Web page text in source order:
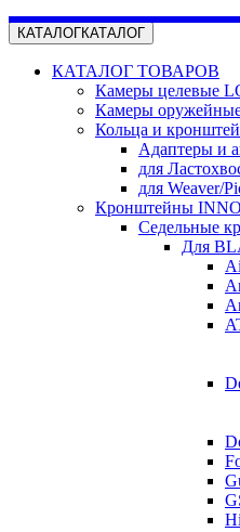
КАТАЛОГКАТАЛОГ
КАТАЛОГ ТОВАРОВ
Камеры целевые
Камеры
Кольца и
Адаптеры и
для
для Weaver/
Кронштейны
Седельные
Для